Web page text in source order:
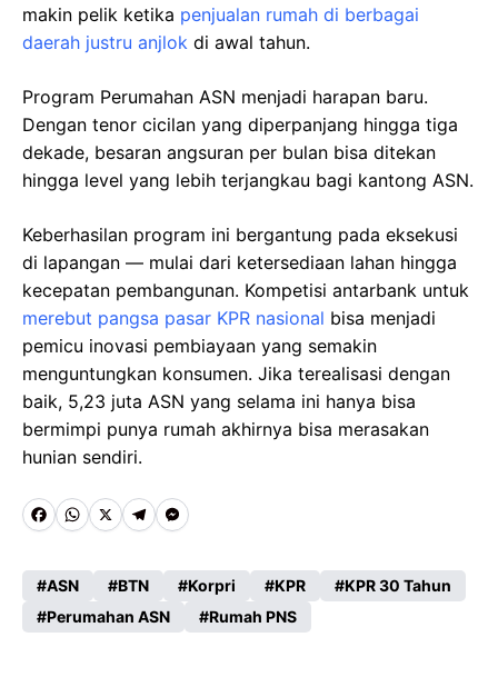
makin pelik ketika penjualan rumah di berbagai
daerah justru anjlok di awal tahun.
Program Perumahan ASN menjadi harapan baru.
Dengan tenor cicilan yang diperpanjang hingga tiga
dekade, besaran angsuran per bulan bisa ditekan
hingga level yang lebih terjangkau bagi kantong ASN.
Keberhasilan program ini bergantung pada eksekusi
di lapangan — mulai dari ketersediaan lahan hingga
kecepatan pembangunan. Kompetisi antarbank untuk
merebut pangsa pasar KPR nasional bisa menjadi
pemicu inovasi pembiayaan yang semakin
menguntungkan konsumen. Jika terealisasi dengan
baik, 5,23 juta ASN yang selama ini hanya bisa
bermimpi punya rumah akhirnya bisa merasakan
hunian sendiri.
F
c
e
W
a
t
X T
l
e
M
s
s
ASN BTN Korpri KPR
KPR 30 Tahun
Perumahan ASN
Rumah PNS